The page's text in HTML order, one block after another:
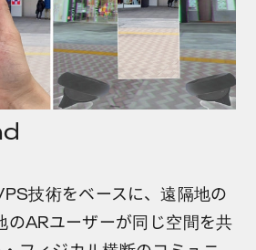
技術をベースに、遠隔地の
のARユーザーが同じ空間を共